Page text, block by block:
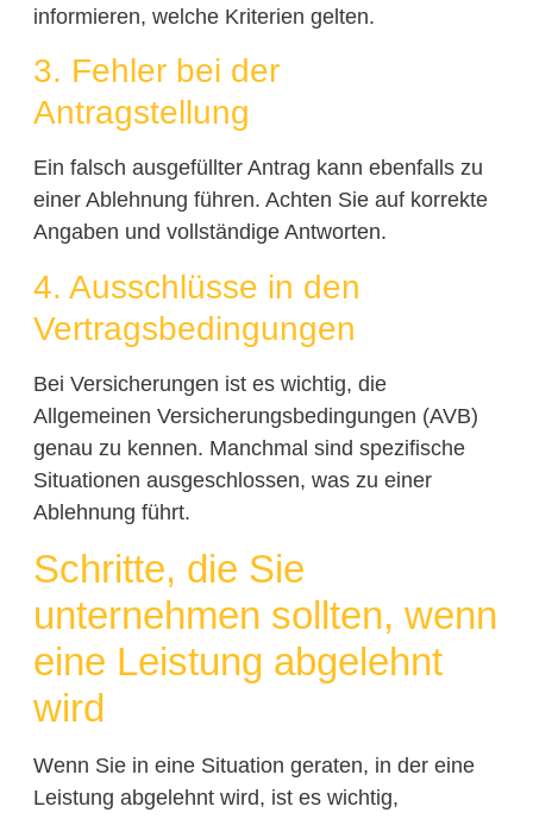
informieren, welche Kriterien gelten.
3. Fehler bei der
Antragstellung
Ein falsch ausgefüllter Antrag kann ebenfalls zu
einer Ablehnung führen. Achten Sie auf korrekte
Angaben und vollständige Antworten.
4. Ausschlüsse in den
Vertragsbedingungen
Bei Versicherungen ist es wichtig, die
Allgemeinen Versicherungsbedingungen (AVB)
genau zu kennen. Manchmal sind spezifische
Situationen ausgeschlossen, was zu einer
Ablehnung führt.
Schritte, die Sie
unternehmen sollten, wenn
eine Leistung abgelehnt
wird
Wenn Sie in eine Situation geraten, in der eine
Leistung abgelehnt wird, ist es wichtig,